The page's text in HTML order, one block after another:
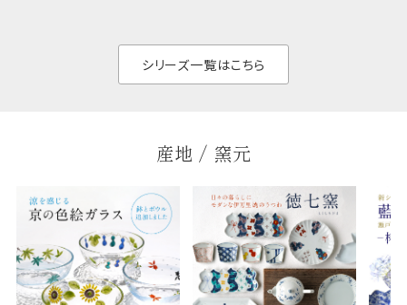
シリーズ一覧はこちら
産地 / 窯元